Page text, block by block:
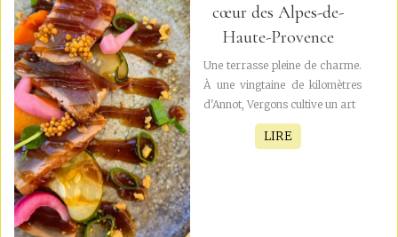
cœur des Alpes-de-
Haute-Provence
Une terrasse pleine de charme.
À une vingtaine de kilomètres
d'Annot, Vergons cultive un art
LIRE